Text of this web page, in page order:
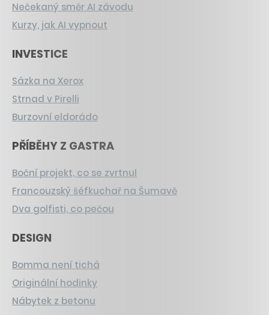
Nečekaný směr AI závodu
Kurzy, jak AI vypnout
INVESTICE
Sázka na Xerox
Strnad v Pirelli
Burzovní eldorádo
PŘÍBĚHY Z GASTRA
Boční projekt, co se zvrtnul
Francouzský šéfkuchař na Šumavě
Dva golfisti, co pečou
DESIGN
Bomma není tichá
Originální hodinky
Nábytek z betonu